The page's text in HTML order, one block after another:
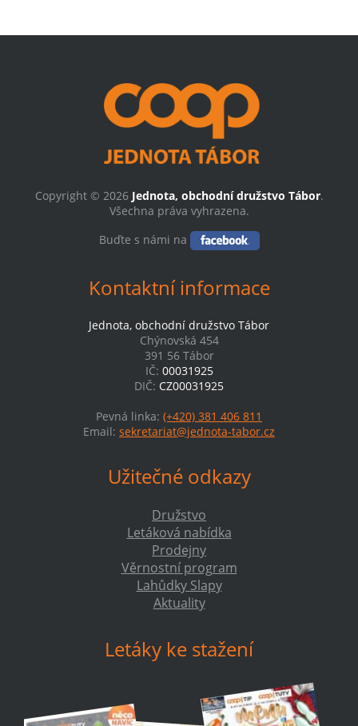
Copyright © 2026 Jednota, obchodní družstvo Tábor.
Všechna práva vyhrazena.
Buďte s námi na
Kontaktní informace
Jednota, obchodní družstvo Tábor
Chýnovská 454
391 56 Tábor
IČ: 00031925
DIČ: CZ00031925
Pevná linka: (+420) 381 406 811
Email: sekretariat@jednota-tabor.cz
Užitečné odkazy
Družstvo
Letáková nabídka
Prodejny
Věrnostní program
Lahůdky Slapy
Aktuality
Letáky ke stažení